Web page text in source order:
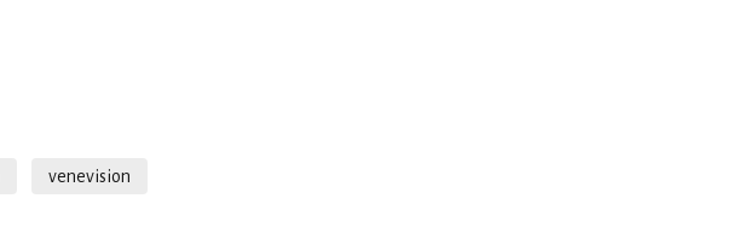
venevision